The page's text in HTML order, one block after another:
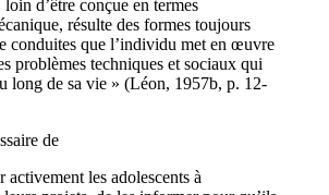
d’être conçue en termes
résulte des formes toujours
conduites que l’individu met en œuvre
problèmes techniques et sociaux qui
long de sa vie » (Léon, 1957b, p. 12-
de
activement les adolescents à